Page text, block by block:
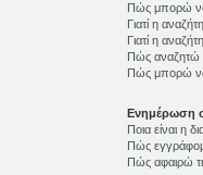
Πώς μπορώ να
Γιατί η
Γιατί η
Πώς αναζητώ
Πώς μπορώ να
Ενημέρωση
Ποια είναι η
Πώς
Πώς αφαιρώ